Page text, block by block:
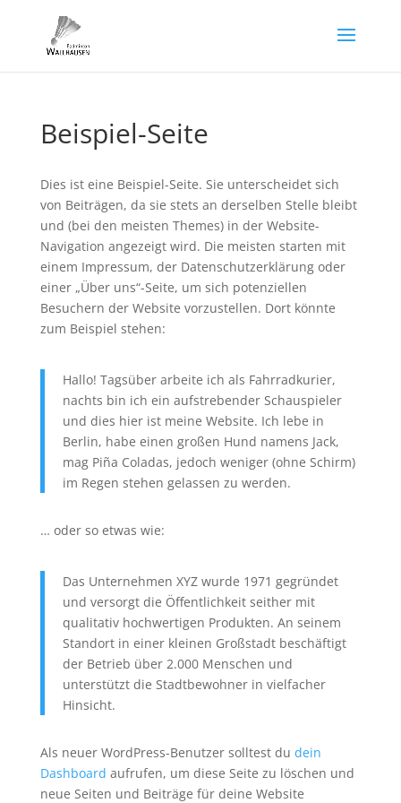
Beispiel-Seite
Dies ist eine Beispiel-Seite. Sie unterscheidet sich
von Beiträgen, da sie stets an derselben Stelle bleibt
und (bei den meisten Themes) in der Website-
Navigation angezeigt wird. Die meisten starten mit
einem Impressum, der Datenschutzerklärung oder
einer „Über uns“-Seite, um sich potenziellen
Besuchern der Website vorzustellen. Dort könnte
zum Beispiel stehen:
Hallo! Tagsüber arbeite ich als Fahrradkurier,
nachts bin ich ein aufstrebender Schauspieler
und dies hier ist meine Website. Ich lebe in
Berlin, habe einen großen Hund namens Jack,
mag Piña Coladas, jedoch weniger (ohne Schirm)
im Regen stehen gelassen zu werden.
… oder so etwas wie:
Das Unternehmen XYZ wurde 1971 gegründet
und versorgt die Öffentlichkeit seither mit
qualitativ hochwertigen Produkten. An seinem
Standort in einer kleinen Großstadt beschäftigt
der Betrieb über 2.000 Menschen und
unterstützt die Stadtbewohner in vielfacher
Hinsicht.
Als neuer WordPress-Benutzer solltest du dein
Dashboard aufrufen, um diese Seite zu löschen und
neue Seiten und Beiträge für deine Website